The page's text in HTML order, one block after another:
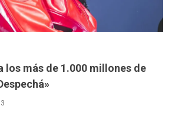
los más de 1.000 millones de